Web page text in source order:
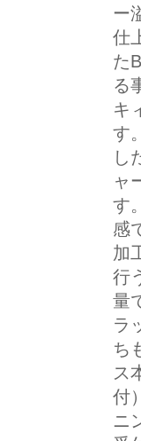
ー
仕
た
る
キ
す
し
ャ
す
感
加
行
量
ラ
ち
ス
付
ニ